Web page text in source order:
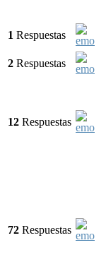
1 Respuestas
2 Respuestas
12 Respuestas
72 Respuestas